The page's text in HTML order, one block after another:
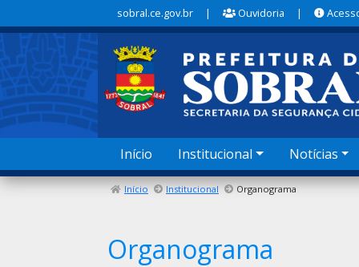
sobral.ce.gov.br | Ouvidoria |
Início Institucional Notícias
Início Institucional Organograma
Organograma